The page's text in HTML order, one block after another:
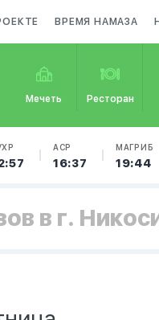
ВРЕМЯ НАМАЗА
Мечеть Ресторан
АСР
16:37
МАГРИБ
19:44
в г.